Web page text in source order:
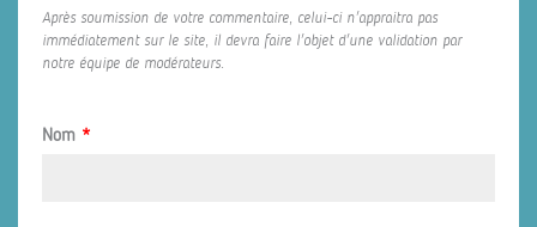
Après soumission de votre commentaire, celui-ci n'appraitra pas
immédiatement sur le site, il devra faire l'objet d'une validation par
notre équipe de modérateurs.
Nom *